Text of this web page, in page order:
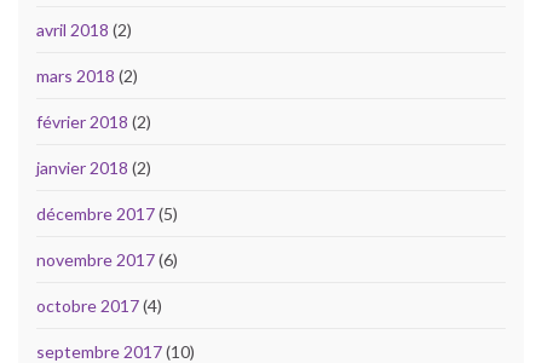
avril 2018 (2)
mars 2018 (2)
février 2018 (2)
janvier 2018 (2)
décembre 2017(5)
novembre 2017(6)
octobre 2017(4)
septembre 2017(10)